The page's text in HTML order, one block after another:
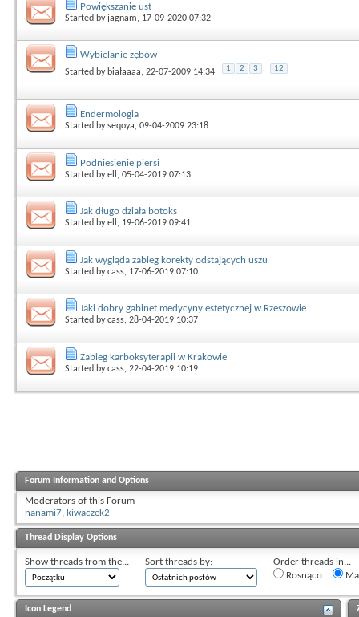
Powiększanie ust
Started by jagnam, 17-09-2020 07:32
Wybielanie zębów
Started by białaaaa, 22-07-2009 14:34 1 2 3 ... 12
Endermologia
Started byseqoya, 09-04-2009 23:18
Podniesienie piersi
Started byell , 05-04-2019 07:13
Jak długo działa botoks
Started byell , 19-06-2019 09:41
Jak wygląda zabieg korekty odstających uszu
Started bycass, 17-06-2019 07:10
Jaki dobry gabinet medycyny estetycznej w Rzeszowie
Started bycass, 28-04-2019 10:37
Zabieg karboksyterapii w Krakowie
Started bycass, 22-04-2019 10:19
Forum Information and Options
Moderators of this Forum
nanami7, kiwaczek2
Thread Display Options
Show threads from the... Sort threads by:
Order threads in...
Rosnąco
Icon Legend